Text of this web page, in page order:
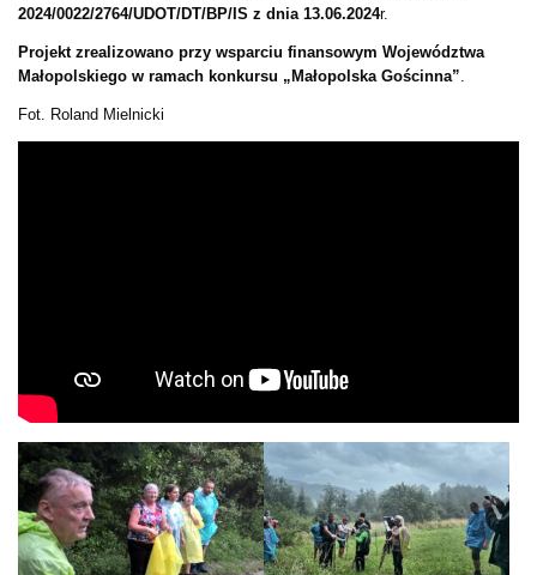
2024/0022/2764/UDOT/DT/BP/IS z dnia 13.06.2024r.
Projekt zrealizowano przy wsparciu finansowym Województwa
Małopolskiego w ramach konkursu „Małopolska Gościnna”
Fot. Roland Mielnicki